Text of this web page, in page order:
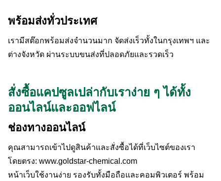
พร้อมส่งทั่วประเทศ
เรามีสต๊อกพร้อมส่งจำนวนมาก จัดส่งเร็วทั้งในกรุงเทพฯ และ
ต่างจังหวัด ผ่านระบบขนส่งที่ปลอดภัยและรวดเร็ว
สั่งซื้อแคปซูลเปล่ากับเราง่าย ๆ ได้ทั้ง
ออนไลน์และออฟไลน์
ช่องทางออนไลน์
คุณสามารถเข้าไปดูสินค้าและสั่งซื้อได้ที่เว็บไซต์ของเรา
โดยตรง: www.goldstar-chemical.com
หน้าเว็บใช้งานง่าย รองรับทั้งมือถือและคอมพิวเตอร์ พร้อม